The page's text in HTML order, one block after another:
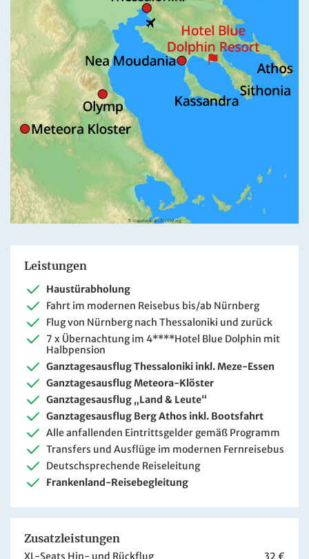
Leistungen
Haustürabholung
Fahrt im modernen Reisebus bis/ab Nürnberg
Flug von Nürnberg nach Thessaloniki und zurück
7 x Übernachtung im 4****Hotel Blue Dolphin mit
Halbpension
Ganztagesausflug Thessaloniki inkl. Meze-Essen
Ganztagesausflug Meteora-Klöster
Ganztagesausflug „Land & Leute“
Ganztagesausflug Berg Athos inkl. Bootsfahrt
Alle anfallenden Eintrittsgelder gemäß Programm
Transfers und Ausflüge im modernen Fernreisebus
Deutschsprechende Reiseleitung
Frankenland-Reisebegleitung
Zusatzleistungen
XL-Seats Hin- und Rückflug 32 €